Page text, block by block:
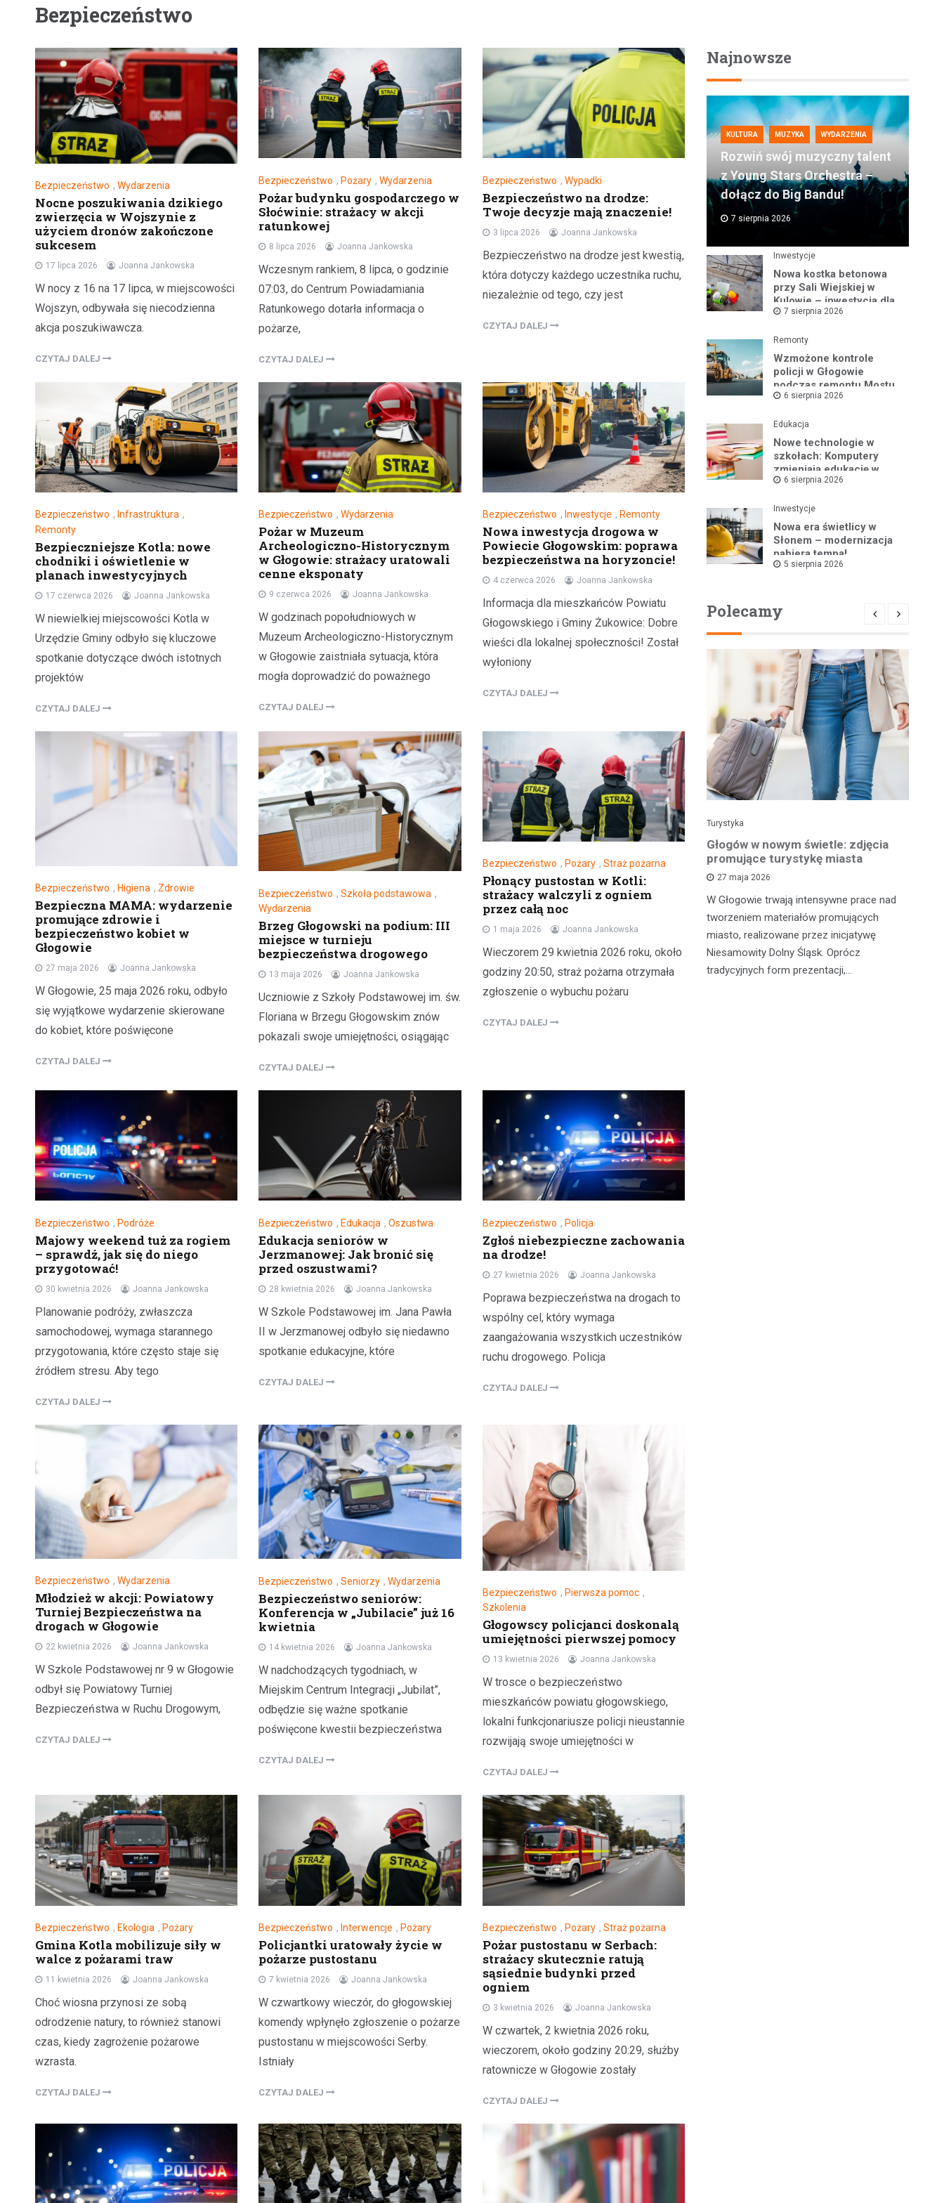
Bezpieczeństwo
Bezpieczeństwo , Wydarzenia
Nocne poszukiwania dzikiego
zwierzęcia w Wojszynie z
użyciem dronów zakończone
sukcesem
17 lipca 2026 Joanna Jankowska
W nocy z 16 na 17 lipca, w miejscowości
Wojszyn, odbywała się niecodzienna
akcja poszukiwawcza.
CZYTAJ DALEJ
Bezpieczeństwo , Pożary ,Wydarzenia
Pożar budynku gospodarczego w
Słoćwinie: strażacy w akcji
ratunkowej
8 lipca 2026 Joanna Jankowska
Wczesnym rankiem, 8 lipca, o godzinie
07:03, do Centrum Powiadamiania
Ratunkowego dotarła informacja o
pożarze,
CZYTAJ DALEJ
Bezpieczeństwo , Wypadki
Bezpieczeństwo na drodze:
Twoje decyzje mają znaczenie!
3 lipca 2026 Joanna Jankowska
Bezpieczeństwo na drodze jest kwestią,
która dotyczy każdego uczestnika ruchu,
niezależnie od tego, czy jest
CZYTAJ DALEJ
Bezpieczeństwo , Infrastruktura ,
Remonty
Bezpieczniejsze Kotla: nowe
chodniki i oświetlenie w
planach inwestycyjnych
17 czerwca 2026 Joanna Jankowska
W niewielkiej miejscowości Kotla w
Urzędzie Gminy odbyło się kluczowe
spotkanie dotyczące dwóch istotnych
projektów
CZYTAJ DALEJ
Bezpieczeństwo ,Wydarzenia
Pożar w Muzeum
Archeologiczno-Historycznym
w Głogowie: strażacy uratowali
cenne eksponaty
9 czerwca 2026 Joanna Jankowska
W godzinach popołudniowych w
Muzeum Archeologiczno-Historycznym
w Głogowie zaistniała sytuacja, która
mogła doprowadzić do poważnego
CZYTAJ DALEJ
Bezpieczeństwo , Inwestycje , Remonty
Nowa inwestycja drogowa w
Powiecie Głogowskim: poprawa
bezpieczeństwa na horyzoncie!
4 czerwca 2026 Joanna Jankowska
Informacja dla mieszkańców Powiatu
Głogowskiego i Gminy Żukowice: Dobre
wieści dla lokalnej społeczności! Został
wyłoniony
CZYTAJ DALEJ
Bezpieczeństwo , Higiena , Zdrowie
Bezpieczna MAMA: wydarzenie
promujące zdrowie i
bezpieczeństwo kobiet w
Głogowie
27 maja 2026 Joanna Jankowska
W Głogowie, 25 maja 2026 roku, odbyło
się wyjątkowe wydarzenie skierowane
do kobiet, które poświęcone
CZYTAJ DALEJ
Bezpieczeństwo ,Szkoła podstawowa ,
Wydarzenia
Brzeg Głogowski na podium: III
miejsce w turnieju
bezpieczeństwa drogowego
13 maja 2026 Joanna Jankowska
Uczniowie z Szkoły Podstawowej im. św.
Floriana w Brzegu Głogowskim znów
pokazali swoje umiejętności, osiągając
CZYTAJ DALEJ
Bezpieczeństwo , Pożary , Straż pożarna
Płonący pustostan w Kotli:
strażacy walczyli z ogniem
przez całą noc
1 maja 2026 Joanna Jankowska
Wieczorem 29 kwietnia 2026 roku, około
godziny 20:50, straż pożarna otrzymała
zgłoszenie o wybuchu pożaru
CZYTAJ DALEJ
Bezpieczeństwo , Podróże
Majowy weekend tuż za rogiem
– sprawdź, jak się do niego
przygotować!
30 kwietnia 2026 Joanna Jankowska
Planowanie podróży, zwłaszcza
samochodowej, wymaga starannego
przygotowania, które często staje się
źródłem stresu. Aby tego
CZYTAJ DALEJ
Bezpieczeństwo , Edukacja ,Oszustwa
Edukacja seniorów w
Jerzmanowej: Jak bronić się
przed oszustwami?
28 kwietnia 2026 Joanna Jankowska
W Szkole Podstawowej im. Jana Pawła
II w Jerzmanowej odbyło się niedawno
spotkanie edukacyjne, które
CZYTAJ DALEJ
Bezpieczeństwo , Policja
Zgłoś niebezpieczne zachowania
na drodze!
27 kwietnia 2026 Joanna Jankowska
Poprawa bezpieczeństwa na drogach to
wspólny cel, który wymaga
zaangażowania wszystkich uczestników
ruchu drogowego. Policja
CZYTAJ DALEJ
Bezpieczeństwo , Wydarzenia
Młodzież w akcji: Powiatowy
Turniej Bezpieczeństwa na
drogach w Głogowie
22 kwietnia 2026 Joanna Jankowska
W Szkole Podstawowej nr 9 w Głogowie
odbył się Powiatowy Turniej
Bezpieczeństwa w Ruchu Drogowym,
CZYTAJ DALEJ
Bezpieczeństwo ,Seniorzy ,Wydarzenia
Bezpieczeństwo seniorów:
Konferencja w „Jubilacie” już 16
kwietnia
14 kwietnia 2026 Joanna Jankowska
W nadchodzących tygodniach, w
Miejskim Centrum Integracji „Jubilat”,
odbędzie się ważne spotkanie
poświęcone kwestii bezpieczeństwa
CZYTAJ DALEJ
Bezpieczeństwo , Pierwsza pomoc ,
Szkolenia
Głogowscy policjanci doskonalą
umiejętności pierwszej pomocy
13 kwietnia 2026 Joanna Jankowska
W trosce o bezpieczeństwo
mieszkańców powiatu głogowskiego,
lokalni funkcjonariusze policji nieustannie
rozwijają swoje umiejętności w
CZYTAJ DALEJ
Bezpieczeństwo , Ekologia , Pożary
Gmina Kotla mobilizuje siły w
walce z pożarami traw
11 kwietnia 2026 Joanna Jankowska
Choć wiosna przynosi ze sobą
odrodzenie natury, to również stanowi
czas, kiedy zagrożenie pożarowe
wzrasta.
CZYTAJ DALEJ
Bezpieczeństwo , Interwencje , Pożary
Policjantki uratowały życie w
pożarze pustostanu
7 kwietnia 2026 Joanna Jankowska
W czwartkowy wieczór, do głogowskiej
komendy wpłynęło zgłoszenie o pożarze
pustostanu w miejscowości Serby.
Istniały
CZYTAJ DALEJ
Bezpieczeństwo , Pożary , Straż pożarna
Pożar pustostanu w Serbach:
strażacy skutecznie ratują
sąsiednie budynki przed
ogniem
3 kwietnia 2026 Joanna Jankowska
W czwartek, 2 kwietnia 2026 roku,
wieczorem, około godziny 20:29, służby
ratownicze w Głogowie zostały
CZYTAJ DALEJ
Najnowsze
KULTURA MUZYKA WYDARZENIA
Rozwiń swój muzyczny talent
z Young Stars Orchestra –
dołącz do Big Bandu!
7 sierpnia 2026
Inwestycje
Nowa kostka betonowa
przy Sali Wiejskiej w
Kulowie – inwestycja dla
lokalnej społeczności
7 sierpnia 2026
Remonty
Wzmożone kontrole
policji w Głogowie
podczas remontu Mostu
Tolerancji
6 sierpnia 2026
Edukacja
Nowe technologie w
szkołach: Komputery
zmieniają edukację w
Nielubi i Brzegu
6 sierpnia 2026
Inwestycje
Nowa era świetlicy w
Słonem – modernizacja
nabiera tempa!
5 sierpnia 2026
Polecamy
Atrakcje
Zastanawiasz się co robić w wolnym
czasie w Głogowie? Mamy dla Ciebie
kilka propozycji!
30 grudnia 2021
Masz wolny weekend i chciałbyś zrobić coś
ciekawego? A może planujesz zabrać
swoją drugą połówkę na romantyczną
randkę i nie…
Turystyka
Głogów w nowym świetle: zdjęcia
promujące turystykę miasta
27 maja 2026
W Głogowie trwają intensywne prace nad
tworzeniem materiałów promujących
miasto, realizowane przez inicjatywę
Niesamowity Dolny Śląsk. Oprócz
tradycyjnych form prezentacji,…